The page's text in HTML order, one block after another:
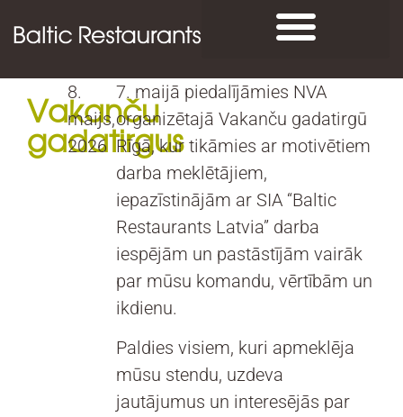
Vakanču
gadatirgus
8.
maijs,
2026
7. maijā piedalījāmies NVA
organizētajā Vakanču gadatirgū
Rīgā, kur tikāmies ar motivētiem
darba meklētājiem,
iepazīstinājām ar SIA “Baltic
Restaurants Latvia” darba
iespējām un pastāstījām vairāk
par mūsu komandu, vērtībām un
ikdienu.
Paldies visiem, kuri apmeklēja
mūsu stendu, uzdeva
jautājumus un interesējās par